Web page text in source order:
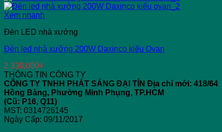
Xem nhanh
Đèn LED nhà xưởng
Đèn led nhà xưởng 200W Daxinco kiểu Ovan
2,330,000₫
THÔNG TIN CÔNG TY
CÔNG TY TNHH PHÁT SÁNG ĐẠI TÍN Địa chỉ mới: 418/64
Hồng Bàng, Phường Minh Phụng, TP.HCM
(Cũ: P16, Q11)
MST: 0314726145
Ngày Cấp: 09/11/2017